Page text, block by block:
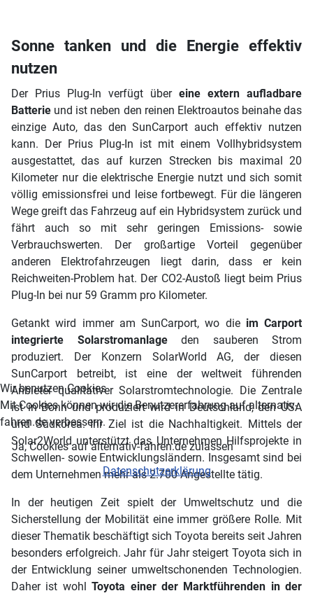
Sonne tanken und die Energie effektiv
nutzen
Der Prius Plug-In verfügt über eine extern aufladbare
Batterie und ist neben den reinen Elektroautos beinahe das
einzige Auto, das den SunCarport auch effektiv nutzen
kann. Der Prius Plug-In ist mit einem Vollhybridsystem
ausgestattet, das auf kurzen Strecken bis maximal 20
Kilometer nur die elektrische Energie nutzt und sich somit
völlig emissionsfrei und leise fortbewegt. Für die längeren
Wege greift das Fahrzeug auf ein Hybridsystem zurück und
fährt auch so mit sehr geringen Emissions- sowie
Verbrauchswerten. Der großartige Vorteil gegenüber
anderen Elektrofahrzeugen liegt darin, dass er kein
Reichweiten-Problem hat. Der CO2-Austoß liegt beim Prius
Plug-In bei nur 59 Gramm pro Kilometer.
Getankt wird immer am SunCarport, wo die im Carport
integrierte Solarstromanlageden sauberen Strom
produziert. Der Konzern SolarWorld AG, der diesen
SunCarport betreibt, ist eine der weltweit führenden
Anbieter qualitativer Solarstromtechnologie. Die Zentrale
ist in Bonn und produziert wird in Deutschland, den USA
und Südkorea. Ihr Ziel ist die Nachhaltigkeit. Mittels der
Solar2World unterstützt das Unternehmen Hilfsprojekte in
Schwellen- sowie Entwicklungsländern. Insgesamt sind bei
dem Unternehmen mehr als 2.700 Angestellte tätig.
In der heutigen Zeit spielt der Umweltschutz und die
Sicherstellung der Mobilität eine immer größere Rolle. Mit
dieser Thematik beschäftigt sich Toyota bereits seit Jahren
besonders erfolgreich. Jahr für Jahr steigert Toyota sich in
der Entwicklung seiner umweltschonenden Technologien.
Daher ist wohlToyota einer der Marktführenden in der
Wir benutzen Cookies
Mit Cookies können wir die Benutzererfahrung auf alternativ-
fahren.de verbessern.
Ja, Cookies auf alternativ-fahren.de zulassen
Datenschutzerklärung